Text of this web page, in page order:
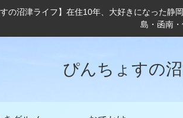
すの沼津ライフ】在住10年、大好きになった
島・函南
ぴんちょすの